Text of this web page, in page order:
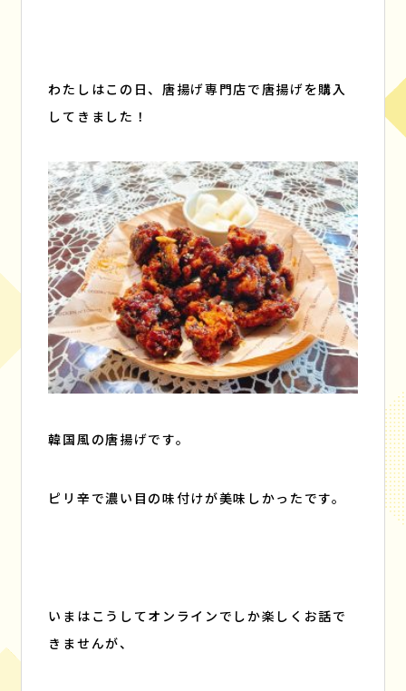
わたしはこの日、唐揚げ専門店で唐揚げを購入
してきました！
韓国風の唐揚げです。
ピリ辛で濃い目の味付けが美味しかったです。
いまはこうしてオンラインでしか楽しくお話で
きませんが、